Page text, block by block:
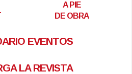
A PIE
DE OBRA
EVENTOS
LA REVISTA